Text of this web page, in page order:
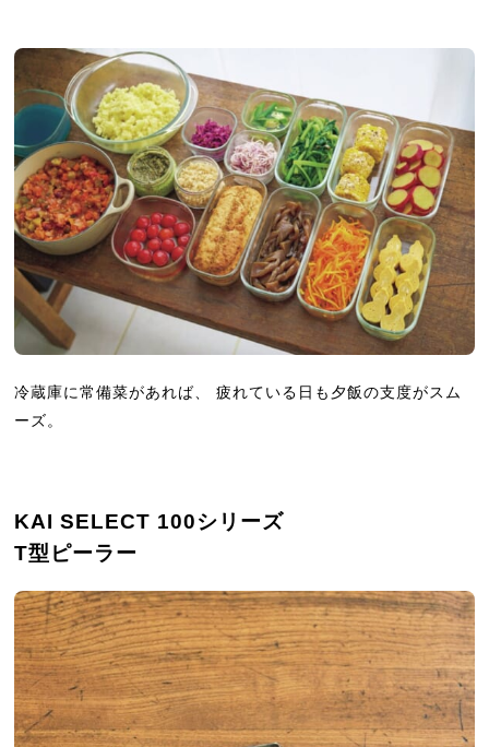
冷蔵庫に常備菜があれば、 疲れている日も夕飯の支度がスム
ーズ。
KAI SELECT 100シリーズ
T型ピーラー